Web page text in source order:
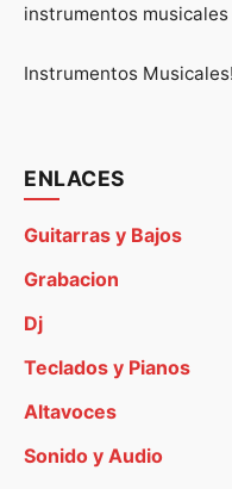
instrumentos musicales
Instrumentos
ENLACES
Guitarras y Bajos
Grabacion
Dj
Teclados y Pianos
Altavoces
Sonido y Audio